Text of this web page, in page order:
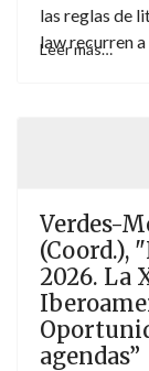
las reglas de
law recurren
judicial
Leer más…
Verdes-
(Coord.),
2026. La
agendas”